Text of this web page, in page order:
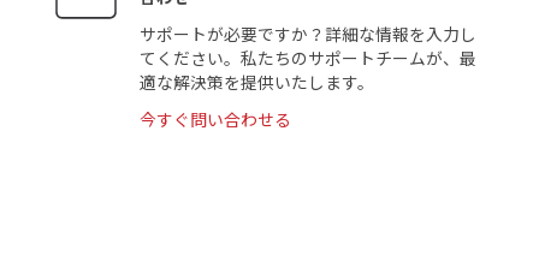
サポートが必要ですか？詳細な情報を入力し
てください。私たちのサポートチームが、最
適な解決策を提供いたします。
今すぐ問い合わせる